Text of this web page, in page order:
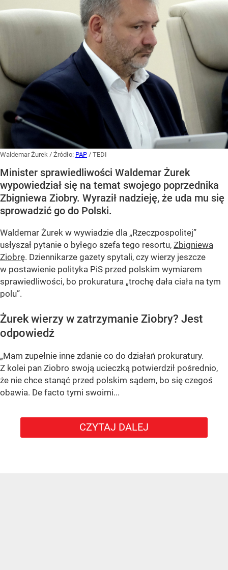
Waldemar Żurek / Źródło: PAP / TEDI
Minister sprawiedliwości Waldemar Żurek
wypowiedział się na temat swojego poprzednika
Zbigniewa Ziobry. Wyraził nadzieję, że uda mu się
sprowadzić go do Polski.
Waldemar Żurek w wywiadzie dla „Rzeczpospolitej”
usłyszał pytanie o byłego szefa tego resortu, Zbigniewa
Ziobrę. Dziennikarze gazety spytali, czy wierzy jeszcze
w postawienie polityka PiS przed polskim wymiarem
sprawiedliwości, bo prokuratura „trochę dała ciała na tym
polu”.
Żurek wierzy w zatrzymanie Ziobry? Jest
odpowiedź
„Mam zupełnie inne zdanie co do działań prokuratury.
Z kolei pan Ziobro swoją ucieczką potwierdził pośrednio,
że nie chce stanąć przed polskim sądem, bo się czegoś
obawia. De facto tymi swoimi...
CZYTAJ DALEJ